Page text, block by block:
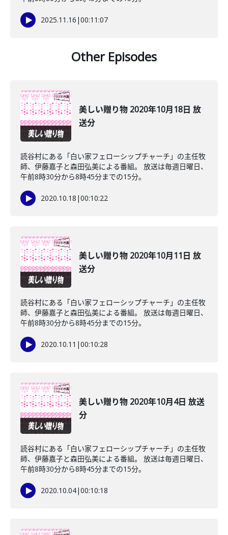
2025.11.16 |00:11:07
Other Episodes
美しい贈り物 2020年10月18日 放
送分
読谷村にある「白い家フェローシップチャーチ」の主任牧
師、伊藤嘉子と森田弘美による番組。 放送は毎週日曜日、
午前8時30分から8時45分までの15分。
2020.10.18 |00:10:22
美しい贈り物 2020年10月11日 放
送分
読谷村にある「白い家フェローシップチャーチ」の主任牧
師、伊藤嘉子と森田弘美による番組。 放送は毎週日曜日、
午前8時30分から8時45分までの15分。
2020.10.11 |00:10:28
美しい贈り物 2020年10月4日 放送
分
読谷村にある「白い家フェローシップチャーチ」の主任牧
師、伊藤嘉子と森田弘美による番組。 放送は毎週日曜日、
午前8時30分から8時45分までの15分。
2020.10.04|00:10:18